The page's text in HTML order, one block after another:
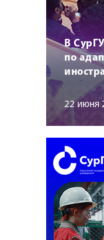
В
по
22 июня